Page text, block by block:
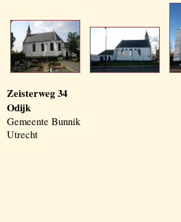
Zeisterweg 34
Odijk
Gemeente Bunnik
Utrecht